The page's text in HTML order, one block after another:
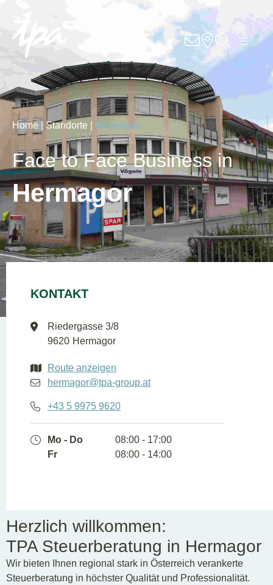
Knowhow
Services
Branchen
Über Uns
Karriere
Kontakt
Standorte
Home | Standorte | Hermagor
Face to Face Business in
Hermagor
KONTAKT
Riedergasse 3/8
9620 Hermagor
Route anzeigen
hermagor@tpa-group.at
+43 5 9975 9620
Mo - Do
08:00 - 17:00
Fr
08:00 - 14:00
Herzlich willkommen:
TPA Steuerberatung in Hermagor
Wir bieten Ihnen regional stark in Österreich verankerte
Steuerberatung in höchster Qualität und Professionalität.